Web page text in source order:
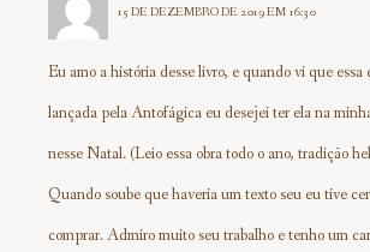
15 DE DEZEMBRO DE 2019 EM 16:30
Eu amo a história desse livro, e quando vi que essa
lançada pela Antofágica eu desejei ter ela na
nesse Natal. (Leio essa obra todo o ano, tradição
Quando soube que haveria um texto seu eu tive
comprar. Admiro muito seu trabalho e tenho um